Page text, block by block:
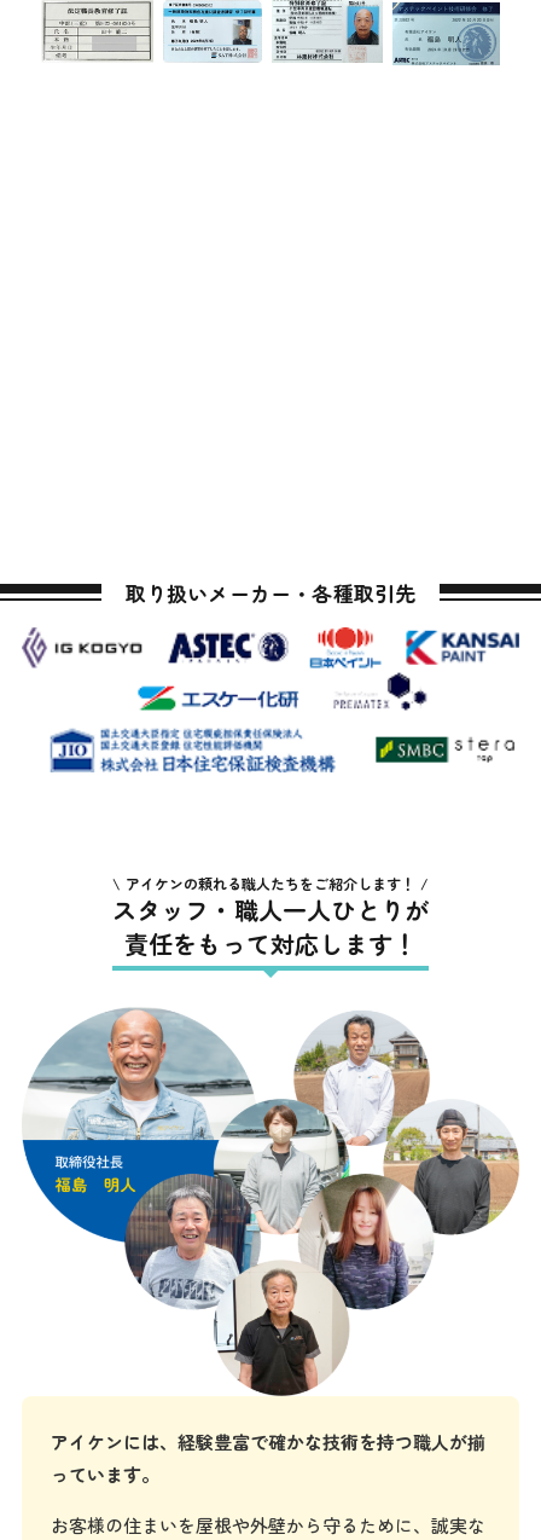
取り扱いメーカー・各種取引先
アイケンの頼れる職人たちをご紹介します！
スタッフ・職人一人ひとりが
責任をもって対応します！
アイケンには、経験豊富で確かな技術を持つ職人が揃
っています。
お客様の住まいを屋根や外壁から守るために、誠実な